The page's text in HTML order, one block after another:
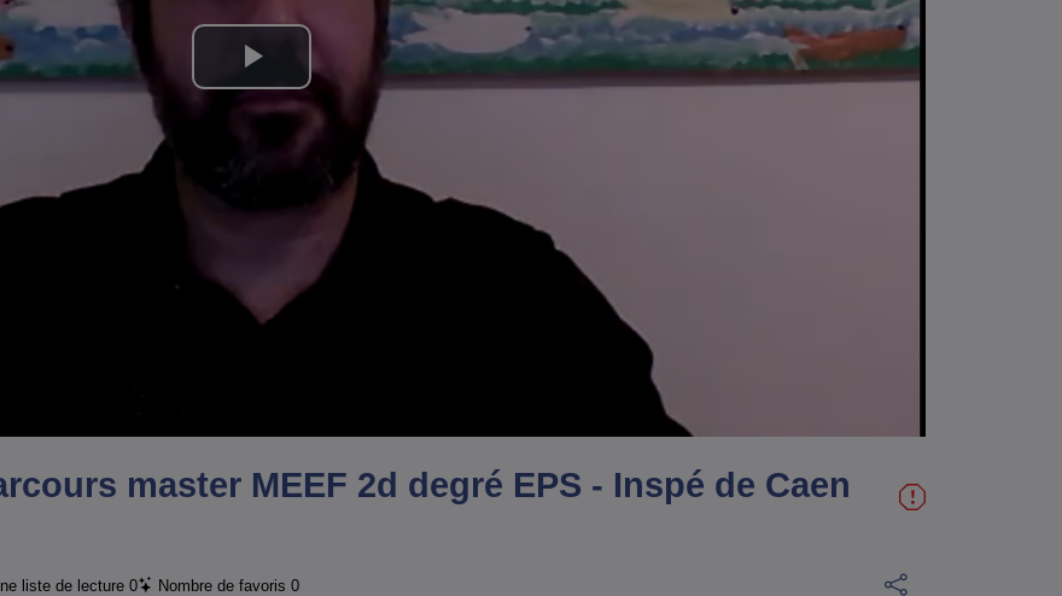
Lire
vidéo
master MEEF 2d degré EPS - Inspé de Caen
liste de lecture 0 Nombre de favoris 0